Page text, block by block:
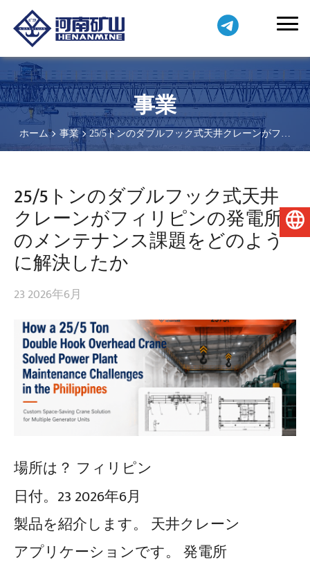
事業
ホーム 事業
25/5トンのダブルフック式天井クレーンがフィ
リピンの発電所のメンテナンス課題をどのように解決したか
25/5トンのダブルフック式天井
クレーンがフィリピンの発電所
のメンテナンス課題をどのよう
に解決したか
23 2026年6月
場所は？ フィリピン
日付。 23 2026年6月
製品を紹介します。 天井クレーン
アプリケーションです。 発電所
日本語